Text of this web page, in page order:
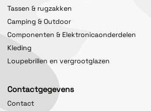
Tassen & rugzakken
Camping & Outdoor
Componenten & Elektronicaonderdelen
Kleding
Loupebrillen en vergrootglazen
Contactgegevens
Contact